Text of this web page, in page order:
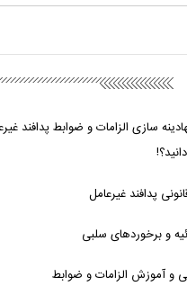
سازی الزامات و ضوابط پدافند
پدافند غیرعامل
و برخوردهای سلبی
و آموزش الزامات و ضوابط